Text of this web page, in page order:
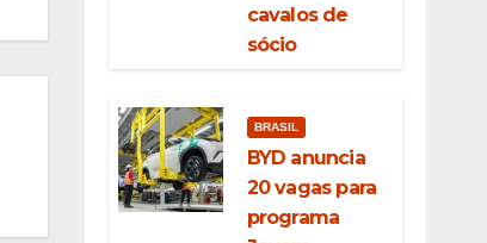
cavalos de
sócio
BRASIL
BYD anuncia
20 vagas para
programa